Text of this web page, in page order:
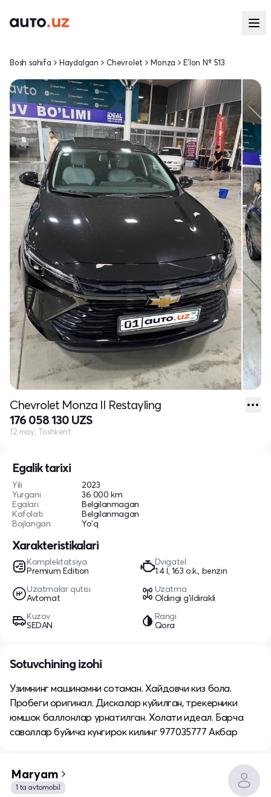
Egalik tarixi
Yili
2023
Yurgani
36 000 km
Egalari
Belgilanmagan
Kafolati
Belgilanmagan
Bojlangan
Yo'q
Xarakteristikalari
Komplektatsiya
Premium Edition
Dvigatel
1.4 l, 163 o.k., benzin
Uzatmalar qutisi
Avtomat
Uzatma
Oldingi g'ildirakli
Kuzov
SEDAN
Rangi
Qora
Bosh sahifa Haydalgan Chevrolet Monza E'lon № 513
Chevrolet Monza II Restayling
176 058 130 UZS
12 may, Toshkent
Sotuvchining izohi
Узимнинг машинамни сотаман. Хайдовчи киз бола.
Пробеги оригинал. Дискалар куйилган, трекерники
юмшок баллонлар урнатилган. Холати идеал. Барча
саволлар буйича кунгирок килинг 977035777 Акбар
Maryam
1 ta avtomobil